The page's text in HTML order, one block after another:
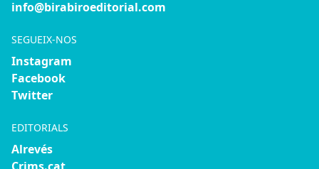
info@birabiroeditorial.com
SEGUEIX-NOS
Instagram
Facebook
Twitter
EDITORIALS
Alrevés